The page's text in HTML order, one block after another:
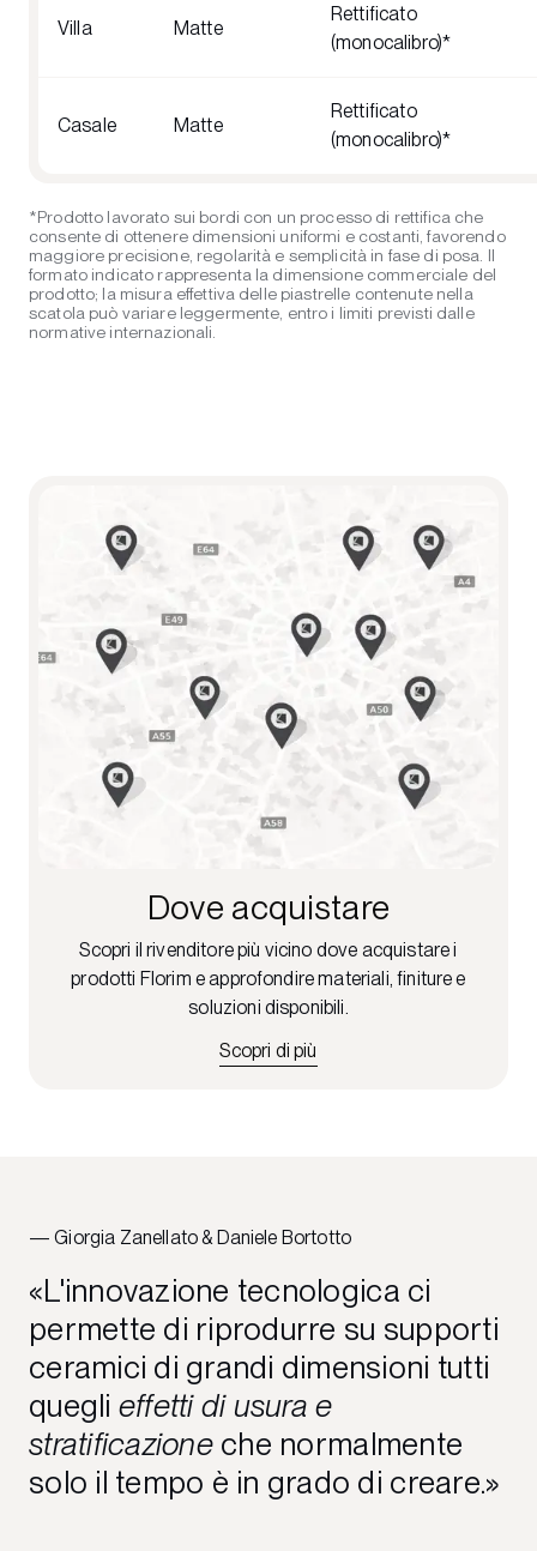
Villa Matte
Rettificato
(monocalibro)*
Casale Matte
Rettificato
(monocalibro)*
*Prodotto lavorato sui bordi con un processo di rettifica che
consente di ottenere dimensioni uniformi e costanti, favorendo
maggiore precisione, regolarità e semplicità in fase di posa. Il
formato indicato rappresenta la dimensione commerciale del
prodotto; la misura effettiva delle piastrelle contenute nella
scatola può variare leggermente, entro i limiti previsti dalle
normative internazionali.
Dove acquistare
Scopri il rivenditore più vicino dove acquistare i
prodotti Florim e approfondire materiali, finiture e
soluzioni disponibili.
Scopri di più
Giorgia Zanellato & Daniele Bortotto
L'innovazione tecnologica ci
permette di riprodurre su supporti
ceramici di grandi dimensioni tutti
quegli effetti di usura e
stratificazioneche normalmente
solo il tempo è in grado di creare.